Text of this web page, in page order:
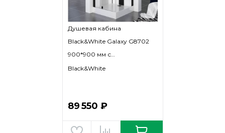
Душевая кабина
Black&White Galaxy G8702
900*900 мм с
гидромассажем (черный
Black&White
89 550 ₽